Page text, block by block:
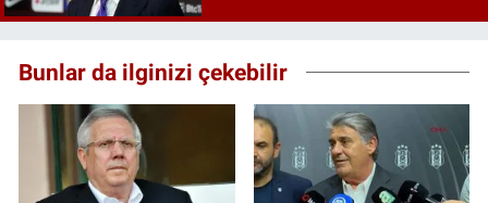
Bunlar da ilginizi çekebilir